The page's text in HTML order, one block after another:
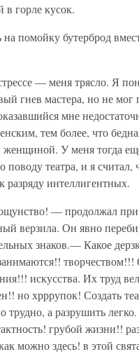
в горле кусок.
помойку бутерброд
— меня трясло. Я
гнев мастера, но не мог
мне
тем более, что
У меня тогда
театра, и я считал,
разряду интеллигентных.
— продолжал
верзила. Он явно
знаков.— Какое
искусства. Их труд
но хрррупок! Создать
трудно, а разрушить
грубой жизни!!
можно здесь! в этой